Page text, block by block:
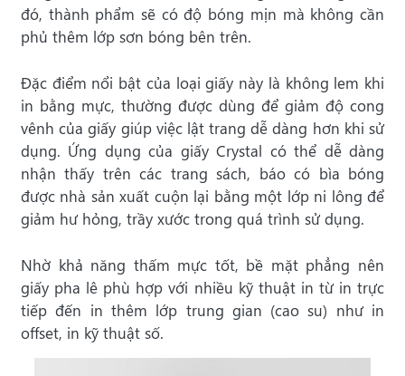
đó, thành phẩm sẽ có độ bóng mịn mà không cần
phủ thêm lớp sơn bóng bên trên.
Đặc điểm nổi bật của loại giấy này là không lem khi
in bằng mực, thường được dùng để giảm độ cong
vênh của giấy giúp việc lật trang dễ dàng hơn khi sử
dụng. Ứng dụng của giấy Crystal có thể dễ dàng
nhận thấy trên các trang sách, báo có bìa bóng
được nhà sản xuất cuộn lại bằng một lớp ni lông để
giảm hư hỏng, trầy xước trong quá trình sử dụng.
Nhờ khả năng thấm mực tốt, bề mặt phẳng nên
giấy pha lê phù hợp với nhiều kỹ thuật in từ in trực
tiếp đến in thêm lớp trung gian (cao su) như in
offset, in kỹ thuật số.